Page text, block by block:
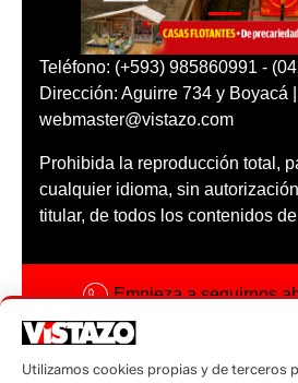
Teléfono: (+593) 985860991 -
Dirección: Aguirre 734 y Boyacá
webmaster@vistazo.com
Prohibida la reproducción total,
cualquier idioma, sin
titular, de todos los contenidos
Empieza a seguirnos
Código ética
Utilizamos cookies propias y de terceros